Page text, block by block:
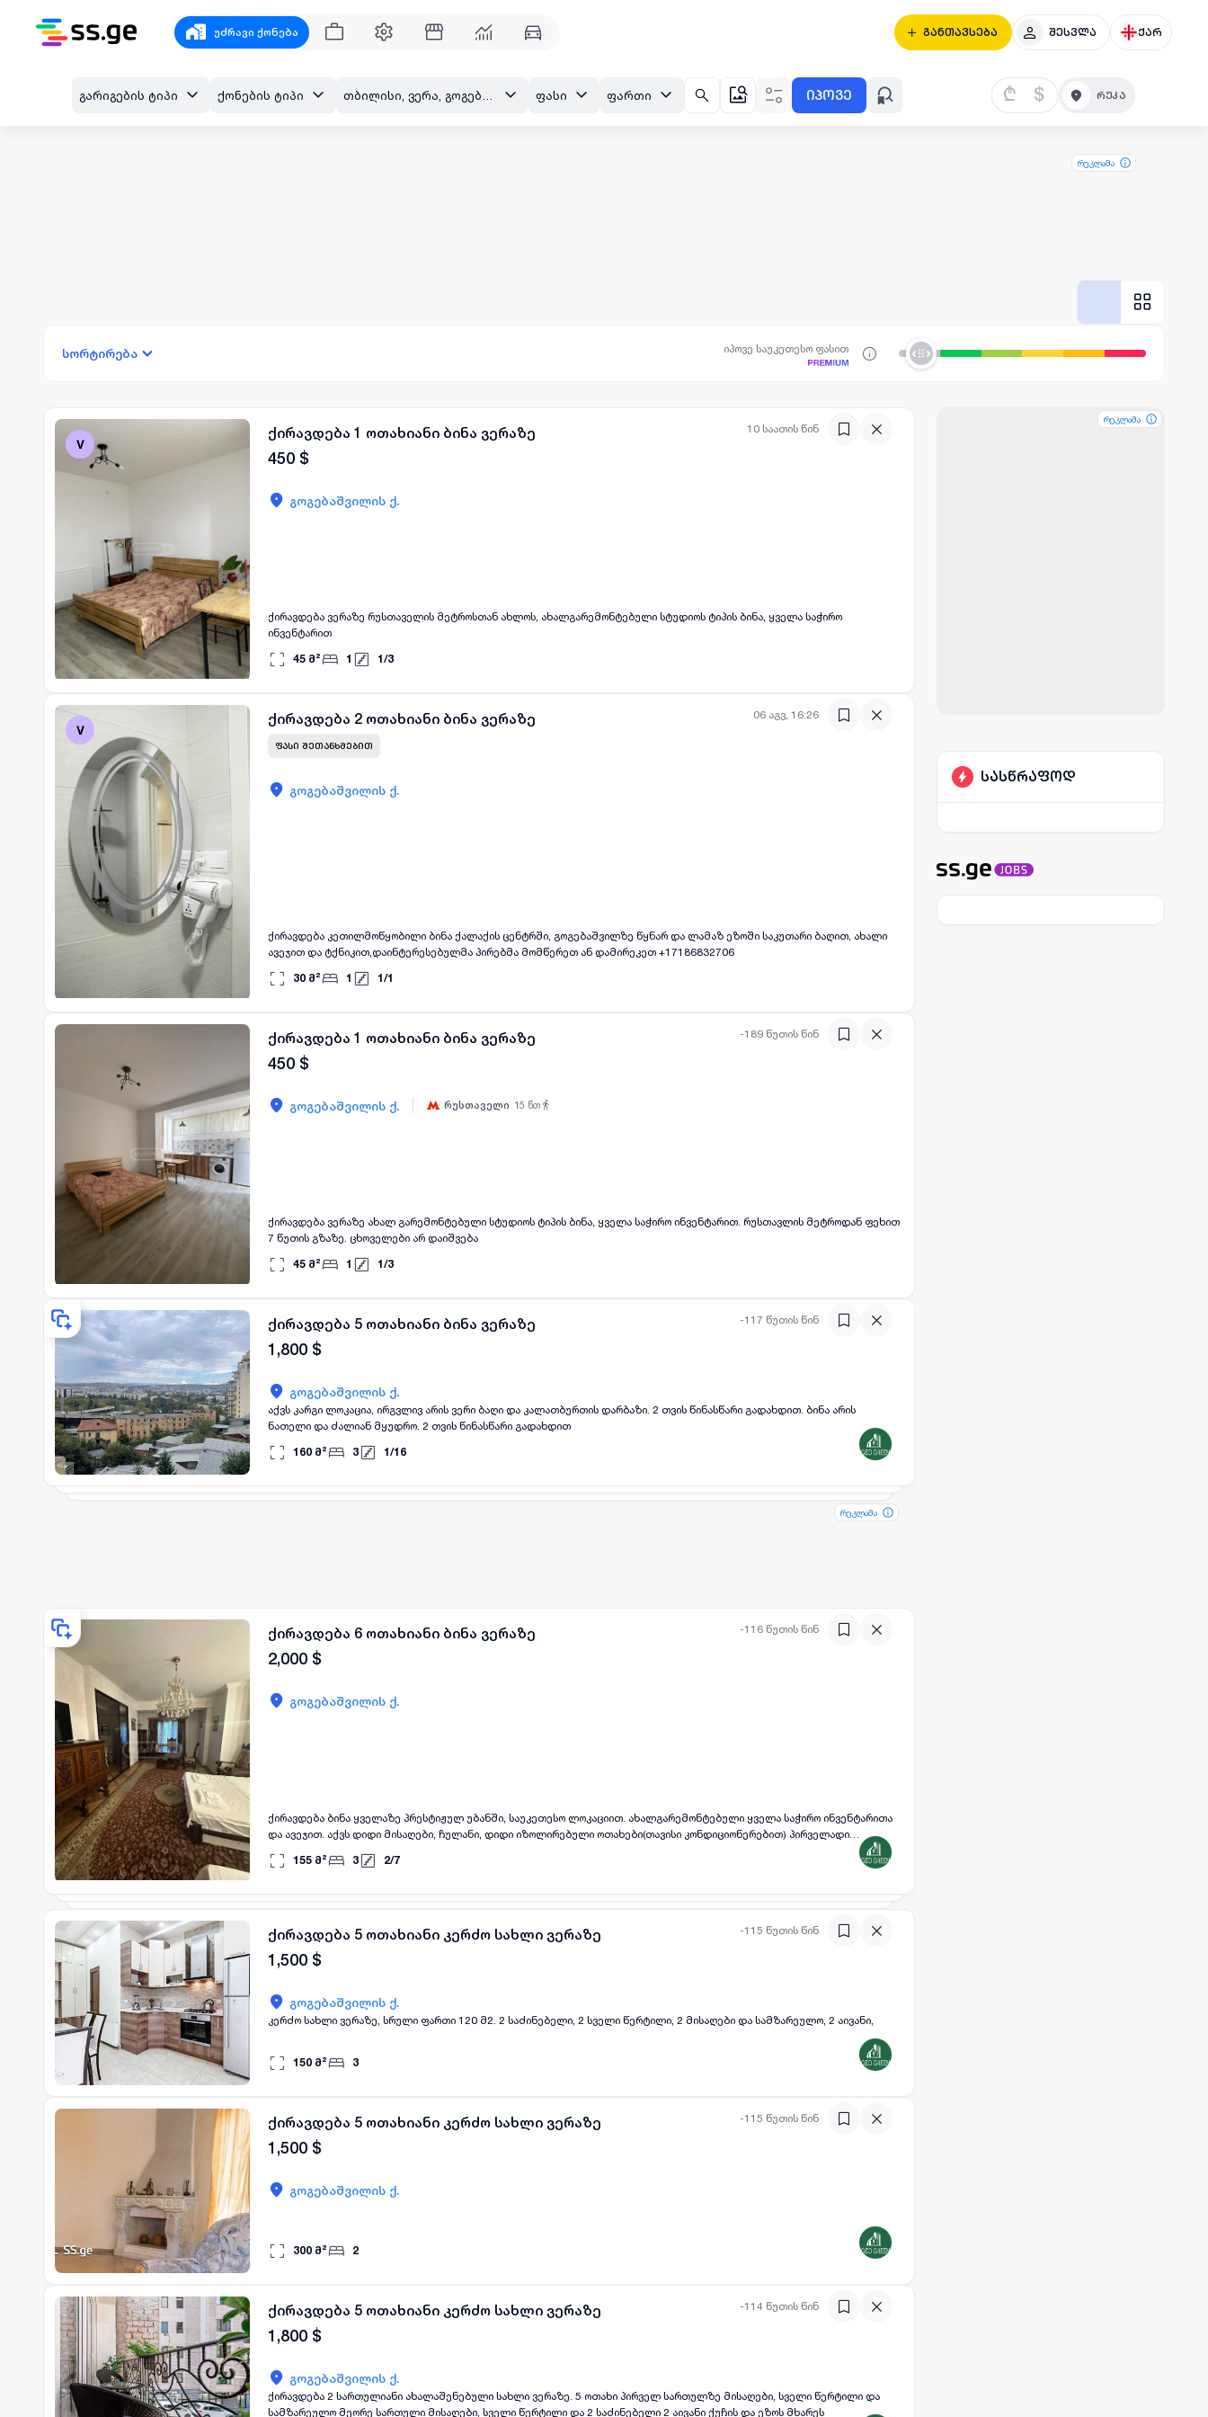
უძრავი ქონება განთავსება შესვლა ქარ
გარიგების ტიპი ქონების ტიპი ფასი ფართი იპოვე ₾ $
რეკლამა
სორტირება იპოვე საუკეთესო ფასით
10 საათის წინ
ქირავდება 1 ოთახიანი ბინა ვერაზე
450 $
გოგებაშვილის ქ.
ქირავდება ვერაზე რუსთაველის მეტროსთან ახლოს, ახალგარემონტებული სტუდიოს ტიპის ბინა, ყველა საჭირო
ინვენტარით
45 მ² 1 1/3
06 აგვ, 16:26
ქირავდება 2 ოთახიანი ბინა ვერაზე
ᲤᲐᲡᲘ ᲨᲔᲗᲐᲜᲮᲛᲔᲑᲘᲗ
გოგებაშვილის ქ.
ქირავდება კეთილმოწყობილი ბინა ქალაქის ცენტრში, გოგებაშვილზე წყნარ და ლამაზ ეზოში საკუთარი ბაღით, ახალი
ავეჯით და ტქნიკით,დაინტერესებულმა პირებმა მომწერეთ ან დამირეკეთ +17186832706
30 მ² 1 1/1
-189 წუთის წინ
ქირავდება 1 ოთახიანი ბინა ვერაზე
450 $
გოგებაშვილის ქ. რუსთაველი 15 წთ
ქირავდება ვერაზე ახალ გარემონტებული სტუდიოს ტიპის ბინა, ყველა საჭირო ინვენტარით. რუსთავლის მეტროდან ფეხით
7 წუთის გზაზე. ცხოველები არ დაიშვება
45 მ² 1 1/3
-117 წუთის წინ
ყველა ფოტო+(8)
ქირავდება 5 ოთახიანი ბინა ვერაზე
1,800 $
გოგებაშვილის ქ.
აქვს კარგი ლოკაცია, ირგვლივ არის ვერი ბაღი და კალათბურთის დარბაზი. 2 თვის წინასწარი გადახდით. ბინა არის
ნათელი და ძალიან მყუდრო. 2 თვის წინასწარი გადახდით
160 მ² 3 1/16
რეკლამა
რეკლამა
-116 წუთის წინ
ქირავდება 6 ოთახიანი ბინა ვერაზე
2,000 $
გოგებაშვილის ქ.
ქირავდება ბინა ყველაზე პრესტიჟულ უბანში, საუკეთესო ლოკაციით. ახალგარემონტებული ყველა საჭირო ინვენტარითა
და ავეჯით. აქვს დიდი მისაღები, ჩულანი, დიდი იზოლირებული ოთახები(თავისი კონდიციონერებით) პირველადი
ეს ფოტოებში ჩანს.
155 მ² 3 2/7
-115 წუთის წინ
ყველა ფოტო+(8)
ქირავდება 5 ოთახიანი კერძო სახლი ვერაზე
1,500 $
გოგებაშვილის ქ.
კერძო სახლი ვერაზე, სრული ფართი 120 მ2. 2 საძინებელი, 2 სველი წერტილი, 2 მისაღები და სამზარეულო, 2 აივანი,
150 მ² 3
-115 წუთის წინ
ქირავდება 5 ოთახიანი კერძო სახლი ვერაზე
1,500 $
გოგებაშვილის ქ.
300 მ² 2
-114 წუთის წინ
ყველა ფოტო+ (7)
ქირავდება 5 ოთახიანი კერძო სახლი ვერაზე
1,800 $
გოგებაშვილის ქ.
ქირავდება 2 სართულიანი ახალაშენებული სახლი ვერაზე. 5 ოთახი პირველ სართულზე მისაღები, სველი წერტილი და
სამზარეულო მეორე სართული მისაღები, სველი წერტილი და 2 საძინებელი 2 აივანი ქუჩის და ეზოს მხარეს
რეკლამა
რეკლამა
რეკლამა
სასწრაფოდ